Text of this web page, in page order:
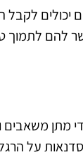
יכולים
להם לתמוך
מתן משאבים
על